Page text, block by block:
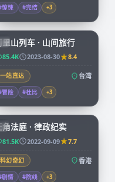
惊悚 #完结 +3
里山列车 · 山间旅行
85.4K 2023-08-30 8.4
一站直达 台湾
冒险 #杜比 +3
45:15
角法庭 · 律政纪实
81.5K 2022-09-09 7.7
科幻奇幻 香港
剧情 #院线 +3